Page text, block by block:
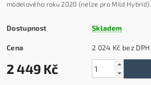
modelového roku 2020 (nelze pro Mild Hybrid).
Dostupnost Skladem
Cena 2 024 Kč bez DPH
2 449 Kč